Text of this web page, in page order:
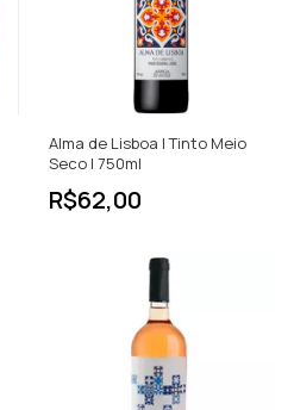
Alma de Lisboa | Tinto Meio
Seco | 750ml
R$62,00